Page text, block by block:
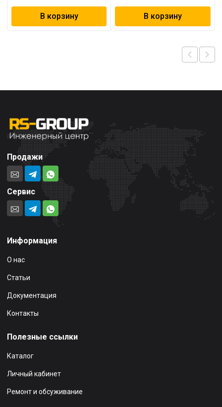
В корзину В корзину
Продажи
Сервис
Информация
О нас
Статьи
Документация
Контакты
Полезные ссылки
Каталог
Личный кабинет
Ремонт и обсуживание